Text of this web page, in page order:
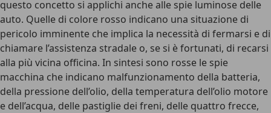
questo concetto si applichi anche alle spie luminose delle
auto. Quelle di colore rosso indicano una situazione di
pericolo imminente che implica la necessità di fermarsi e di
chiamare l’assistenza stradale o, se si è fortunati, di recarsi
alla più vicina officina. In sintesi sono rosse le spie
macchina che indicano malfunzionamento della batteria,
della pressione dell’olio, della temperatura dell’olio motore
e dell’acqua, delle pastiglie dei freni, delle quattro frecce,